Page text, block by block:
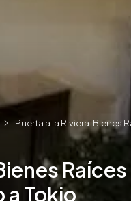
Puerta a la Riviera: Bienes
Tokio